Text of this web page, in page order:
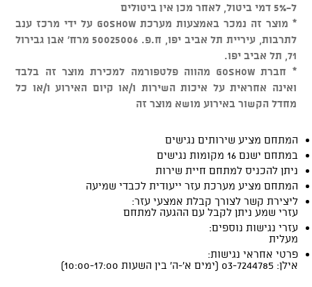
ל-5% דמי ביטול, לאחר מכן אין ביטולים
* מוצר זה נמכר באמצעות מערכת GOSHOW על ידי מרכז ענב
לתרבות, עיריית תל אביב יפו, ח.פ. 50025006 מרח' אבן גבירול
71, תל אביב יפו.
* חברת GOSHOW מהווה פלטפורמה למכירת מוצר זה בלבד
ואינה אחראית על איכות השירות ו/או קיום האירוע ו/או כל
מחדל הקשור באירוע מושא מוצר זה
המתחם מציע שירותים נגישים
במתחם ישנם 16 מקומות נגישים
ניתן להכניס למתחם חיית שירות
המתחם מציע מערכת עזר ייעודית לכבדי שמיעה
ליצירת קשר לצורך קבלת אמצעי עזר:
עזרי שמע ניתן לקבל עם ההגעה למתחם
עזרי נגישות נוספים:
מעלית
פרטי אחראי נגישות:
אילן: 03-7244785 (ימים א'-ה' בין השעות 10:00-17:00)